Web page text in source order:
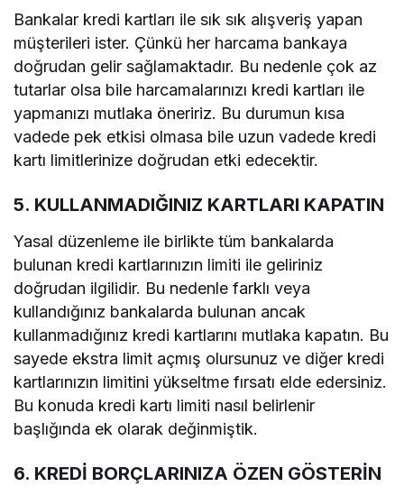
Bankalar kredi kartları ile sık sık alışveriş yapan
müşterileri ister. Çünkü her harcama bankaya
doğrudan gelir sağlamaktadır. Bu nedenle çok az
tutarlar olsa bile harcamalarınızı kredi kartları ile
yapmanızı mutlaka öneririz. Bu durumun kısa
vadede pek etkisi olmasa bile uzun vadede kredi
kartı limitlerinize doğrudan etki edecektir.
5. KULLANMADIĞINIZ KARTLARI KAPATIN
Yasal düzenleme ile birlikte tüm bankalarda
bulunan kredi kartlarınızın limiti ile geliriniz
doğrudan ilgilidir. Bu nedenle farklı veya
kullandığınız bankalarda bulunan ancak
kullanmadığınız kredi kartlarını mutlaka kapatın. Bu
sayede ekstra limit açmış olursunuz ve diğer kredi
kartlarınızın limitini yükseltme fırsatı elde edersiniz.
Bu konuda kredi kartı limiti nasıl belirlenir
başlığında ek olarak değinmiştik.
6. KREDİ BORÇLARINIZA ÖZEN GÖSTERİN